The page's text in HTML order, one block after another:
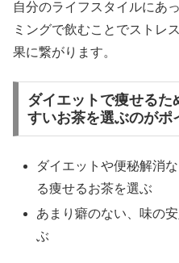
自分のライフスタイルにあ
ミングで飲むことでストレ
果に繋がります。
ダイエットで痩せるた
すいお茶を選ぶのがポ
ダイエットや便秘解消
る痩せるお茶を選ぶ
あまり癖のない、味の
ぶ